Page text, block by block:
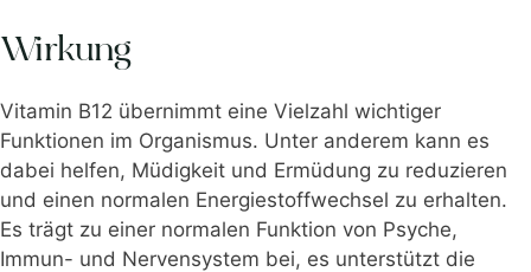
Wirkung
Vitamin B12 übernimmt eine Vielzahl wichtiger
Funktionen im Organismus. Unter anderem kann es
dabei helfen, Müdigkeit und Ermüdung zu reduzieren
und einen normalen Energiestoffwechsel zu erhalten.
Es trägt zu einer normalen Funktion von Psyche,
Immun- und Nervensystem bei, es unterstützt die